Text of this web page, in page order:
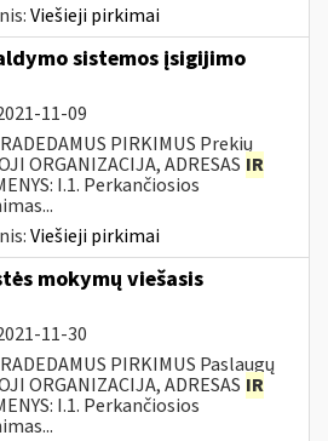
Viešieji pirkimai
sistemos įsigijimo
11-09
PIRKIMUS Prekių
ORGANIZACIJA, ADRESAS IR
I.1. Perkančiosios
Viešieji pirkimai
mokymų viešasis
11-30
PIRKIMUS Paslaugų
ORGANIZACIJA, ADRESAS IR
I.1. Perkančiosios